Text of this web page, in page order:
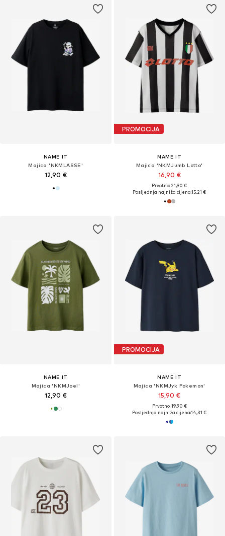
NAME IT
Majica 'NKMLASSE'
12,90 €
PROMOCIJA
NAME IT
Majica 'NKMJumb Lotto'
16,90 €
Prvotno: 21,90 €
Posljednja najniža cijena:15,21 €
NAME IT
Majica 'NKMJoel'
12,90 €
PROMOCIJA
NAME IT
Majica 'NKMJyk Pokemon'
15,90 €
Prvotno: 19,90 €
Posljednja najniža cijena:14,31 €